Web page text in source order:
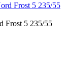
5 235/55